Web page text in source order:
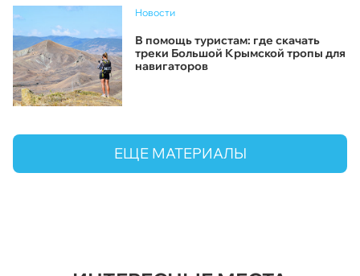
Новости
В помощь туристам: где скачать
треки Большой Крымской тропы для
навигаторов
ЕЩЕ МАТЕРИАЛЫ